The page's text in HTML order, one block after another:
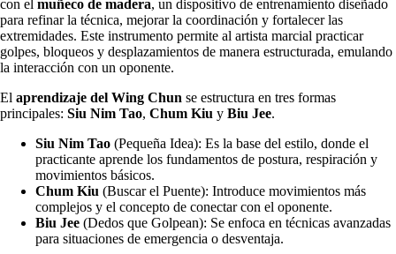
con el muñeco de madera, un dispositivo de entrenamiento diseñado
para refinar la técnica, mejorar la coordinación y fortalecer las
extremidades. Este instrumento permite al artista marcial practicar
golpes, bloqueos y desplazamientos de manera estructurada, emulando
la interacción con un oponente.
El aprendizaje del Wing Chun se estructura en tres formas
principales: Siu Nim Tao, Chum Kiu y Biu Jee.
Siu Nim Tao (Pequeña Idea): Es la base del estilo, donde el
practicante aprende los fundamentos de postura, respiración y
movimientos básicos.
Chum Kiu (Buscar el Puente): Introduce movimientos más
complejos y el concepto de conectar con el oponente.
Biu Jee (Dedos que Golpean): Se enfoca en técnicas avanzadas
para situaciones de emergencia o desventaja.